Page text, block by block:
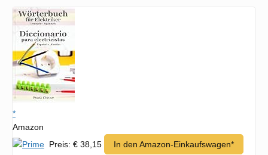
*
Amazon
Preis: € 38,15
In den Amazon-Einkaufswagen*